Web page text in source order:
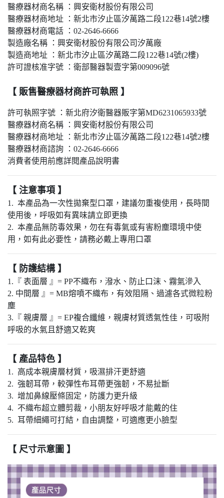
醫療器材商名稱 ：興安衛材股份有限公司
醫療器材商地址 ：新北市汐止區汐萬路二段122巷14號2樓
醫療器材商電話 ：02-2646-6666
製造廠名稱 ：興安衛材股份有限公司汐萬廠
製造商地址 ：新北市汐止區汐萬路二段122巷14號(2樓)
許可證核准字號 ：衛部醫器製壹字第009096號
【 販售醫療器材商許可執照 】
許可執照字號 ：新北府汐衛醫器販字第MD6231065933號
醫療器材商名稱 ：興安衛材股份有限公司
醫療器材商地址 ：新北市汐止區汐萬路二段122巷14號2樓
醫療器材商諮詢 ：02-2646-6666
消費者使用前應詳閱產品說明書
【 注意事項 】
1. 本產品為一次性拋棄型口罩，建議勿重複使用，長時間
使用後，呼吸如有異味請立即更換
2. 本產品無防毒效果，勿在有毒氣或有害粉塵環境中使
用，如有此必要性，請務必戴上專用口罩
【 防護結構 】
1.『 表面層 』= PP不織布，潑水、防止口沫、霧氣滲入
2. 中間層 』= MB熔噴不織布，有效阻隔、過濾各式微粒粉
塵
3.『 親膚層 』= EP複合纖維，親膚材質透氣性佳，可吸附
呼吸的水氣且舒適又乾爽
【 產品特色 】
1. 高成本親膚層材質，吸濕排汗更舒適
2. 強韌耳帶，較彈性布耳帶更強韌，不易扯斷
3. 增加鼻線壓條固定，防護力更升級
4. 不織布超立體剪裁，小朋友好呼吸才能戴的住
5. 耳帶細繩可打結，自由調整，可適應更小臉型
【 尺寸示意圖 】